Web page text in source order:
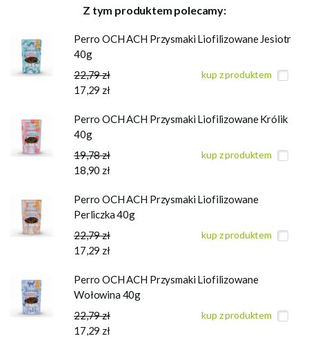
Z tym produktem polecamy:
Perro OCH ACH Przysmaki Liofilizowane Jesiotr
40g
22,79 zł
17,29 zł
kup z produktem
Perro OCH ACH Przysmaki Liofilizowane Królik
40g
19,78 zł
18,90 zł
kup z produktem
Perro OCH ACH Przysmaki Liofilizowane
Perliczka 40g
22,79 zł
17,29 zł
kup z produktem
Perro OCH ACH Przysmaki Liofilizowane
Wołowina 40g
22,79 zł
17,29 zł
kup z produktem